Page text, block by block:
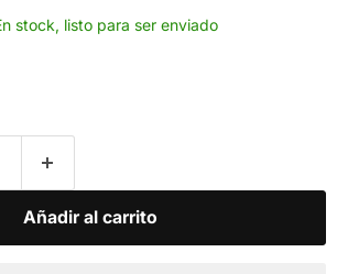
en stock, listo para ser enviado
Añadir al carrito